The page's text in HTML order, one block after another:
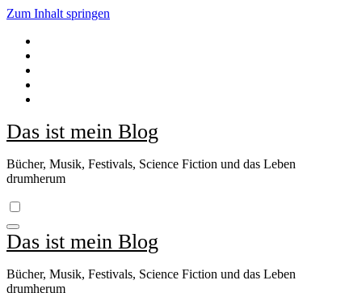
Zum Inhalt springen
Das ist mein Blog
Bücher, Musik, Festivals, Science Fiction und das Leben
drumherum
Das ist mein Blog
Bücher, Musik, Festivals, Science Fiction und das Leben
drumherum